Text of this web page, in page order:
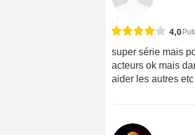
4,0
super série mais
acteurs ok mais
aider les autres